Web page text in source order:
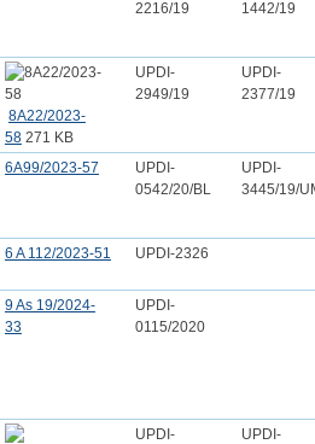
2216/19
1442/19
8A22/2023-
58271 KB
UPDI-
2949/19
UPDI-
2377/19
6A99/2023-57
UPDI-
0542/20/BL
UPDI-
3445/19/
6 A 112/2023-51 UPDI-2326
9 As 19/2024-
33
UPDI-
0115/2020
UPDI-
UPDI-